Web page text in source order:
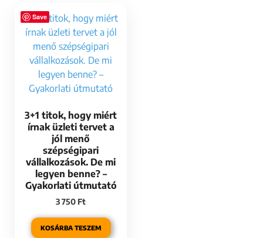
Save
3+1 titok, hogy miért
írnak üzleti tervet a
jól menő
szépségipari
vállalkozások. De mi
legyen benne? –
Gyakorlati útmutató
3 750 Ft
KOSÁRBA TESZEM